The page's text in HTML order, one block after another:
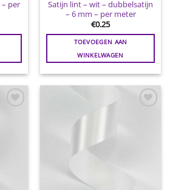
per
Satijn lint – wit – dubbelsatijn
– 6 mm – per meter
€0.25
TOEVOEGEN AAN
WINKELWAGEN